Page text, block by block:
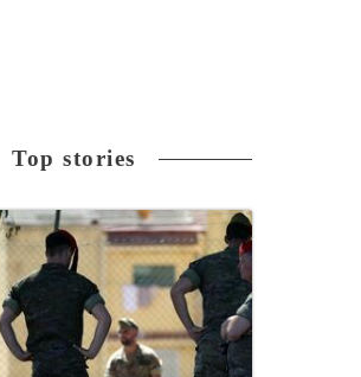
Top stories